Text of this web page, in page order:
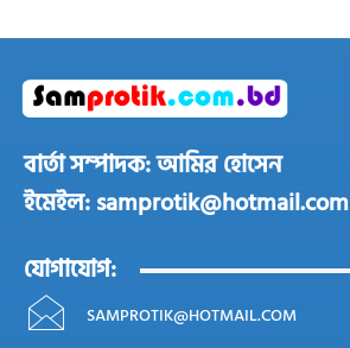
বার্তা সম্পাদক: আমির হোসেন
ইমেইল: samprotik@hotmail.com
যোগাযোগ:
SAMPROTIK@HOTMAIL.COM